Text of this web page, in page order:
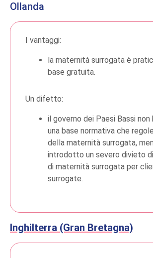
Ollanda
I vantaggi:
la maternità surrogata è
base gratuita.
Un difetto:
il governo dei Paesi Bassi non
una base normativa che
della maternità surrogata,
introdotto un severo divieto
di maternità surrogata per
surrogate.
Inghilterra (Gran Bretagna)